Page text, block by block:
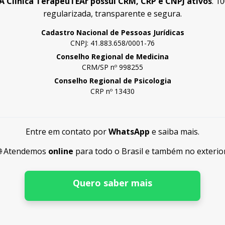
regularizada, transparente e segura.
Cadastro Nacional de Pessoas Jurídicas
CNPJ: 41.883.658/0001-76
Conselho Regional de Medicina
CRM/SP nº 998255
Conselho Regional de Psicologia
CRP nº 13430
Entre em contato porWhatsApp e saiba mais.
Atendemos online para todo o Brasil e também no
Quero saber mais